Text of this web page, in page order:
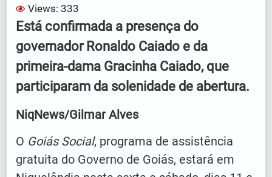
Views: 333
Está confirmada a presença do
governador Ronaldo Caiado e da
primeira-dama Gracinha Caiado, que
participaram da solenidade de abertura.
NiqNews/Gilmar Alves
O Goiás Social, programa de assistência
gratuita do Governo de Goiás, estará em